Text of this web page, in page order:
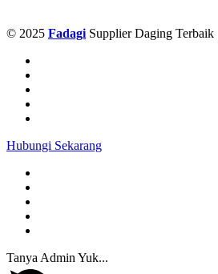
© 2025 Fadagi Supplier Daging Terbaik
Hubungi Sekarang
Tanya Admin Yuk...